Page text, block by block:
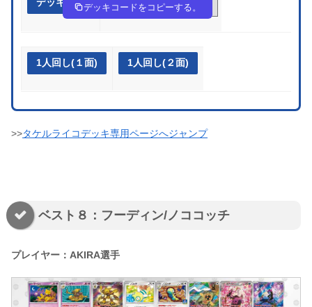
MUyyRp-f37OrM-2MMMpp
デッキコードをコピーする。
1人回し(１面) 1人回し(２面)
>>タケルライコデッキ専用ページへジャンプ
ベスト８：フーディン/ノココッチ
プレイヤー：AKIRA選手